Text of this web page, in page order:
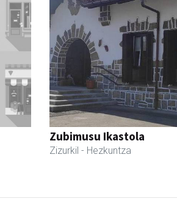
Zubimusu Ikastola
Zizurkil - Hezkuntza